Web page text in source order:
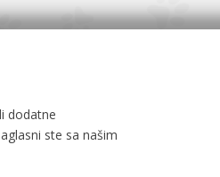
dodatne
ste sa našim